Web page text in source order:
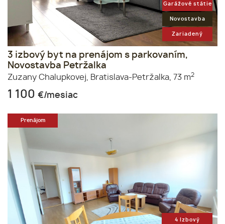
Garážové státie
Novostavba
Zariadený
3 izbový byt na prenájom s parkovaním,
Novostavba Petržalka
Zuzany Chalupkovej, Bratislava-Petržalka, 73 m2
1 100 €/mesiac
Prenájom
4 Izbový